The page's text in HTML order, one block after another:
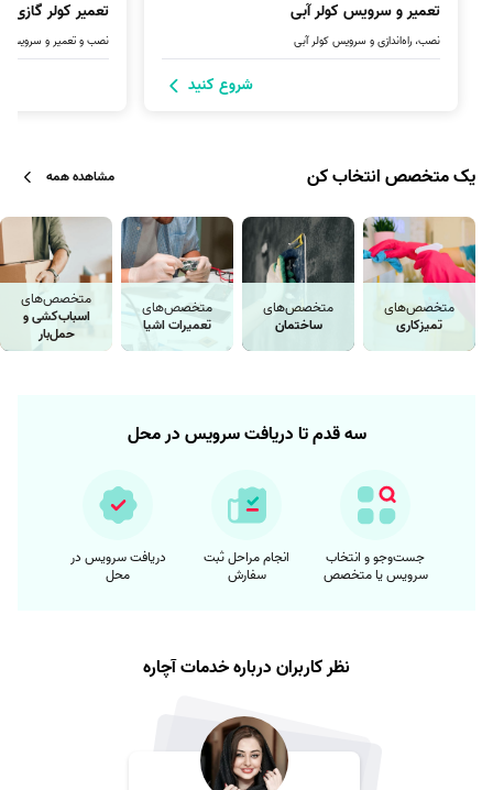
تعمیر و سرویس کولر آبی
نصب، راه‌اندازی و سرویس کولر آبی
شروع کنید
تعمیر کولر گازی
نصب و تعمیر و سرویس
یک متخصص انتخاب کن مشاهده همه
متخصص‌های
تمیزکاری
متخصص‌های
ساختمان
متخصص‌های
تعمیرات اشیا
متخصص‌های
اسباب‌کشی و
حمل‌بار
سه قدم تا دریافت سرویس در محل
جست‌وجو و انتخاب
سرویس یا متخصص
انجام مراحل ثبت
سفارش
دریافت سرویس در
محل
نظر کاربران درباره خدمات آچاره